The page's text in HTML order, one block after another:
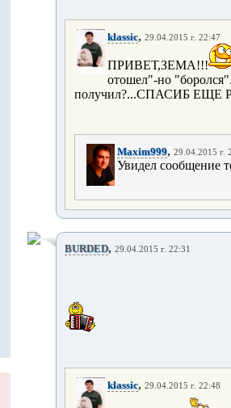
klassic, 29.04.2015 г. 22:47
ПРИВЕТ,ЗЕМА!!!
отошел"-но
получил?...СПАСИБ ЕЩЕ
Maxim999, 29.04.2015 г.
Увидел сообщение
BURDED, 29.04.2015 г. 22:31
klassic, 29.04.2015 г. 22:48